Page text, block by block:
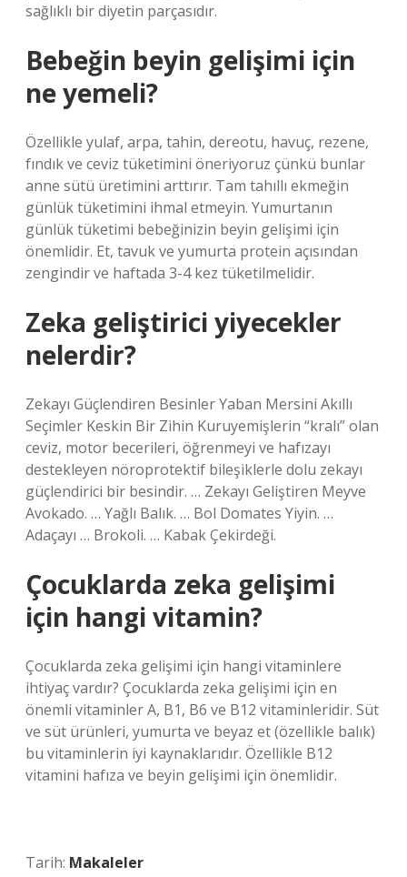
sağlıklı bir diyetin parçasıdır.
Bebeğin beyin gelişimi için
ne yemeli?
Özellikle yulaf, arpa, tahin, dereotu, havuç, rezene,
fındık ve ceviz tüketimini öneriyoruz çünkü bunlar
anne sütü üretimini arttırır. Tam tahıllı ekmeğin
günlük tüketimini ihmal etmeyin. Yumurtanın
günlük tüketimi bebeğinizin beyin gelişimi için
önemlidir. Et, tavuk ve yumurta protein açısından
zengindir ve haftada 3-4 kez tüketilmelidir.
Zeka geliştirici yiyecekler
nelerdir?
Zekayı Güçlendiren Besinler Yaban Mersini Akıllı
Seçimler Keskin Bir Zihin Kuruyemişlerin “kralı” olan
ceviz, motor becerileri, öğrenmeyi ve hafızayı
destekleyen nöroprotektif bileşiklerle dolu zekayı
güçlendirici bir besindir. … Zekayı Geliştiren Meyve
Avokado. … Yağlı Balık. … Bol Domates Yiyin. …
Adaçayı … Brokoli. … Kabak Çekirdeği.
Çocuklarda zeka gelişimi
için hangi vitamin?
Çocuklarda zeka gelişimi için hangi vitaminlere
ihtiyaç vardır? Çocuklarda zeka gelişimi için en
önemli vitaminler A, B1, B6 ve B12 vitaminleridir. Süt
ve süt ürünleri, yumurta ve beyaz et (özellikle balık)
bu vitaminlerin iyi kaynaklarıdır. Özellikle B12
vitamini hafıza ve beyin gelişimi için önemlidir.
Tarih: Makaleler